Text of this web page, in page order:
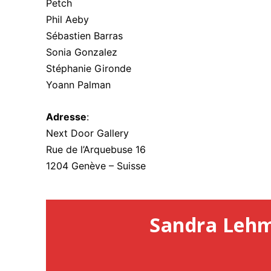
Petch
Phil Aeby
Sébastien Barras
Sonia Gonzalez
Stéphanie Gironde
Yoann Palman
Adresse:
Next Door Gallery
Rue de l’Arquebuse 16
1204 Genève – Suisse
Sandra